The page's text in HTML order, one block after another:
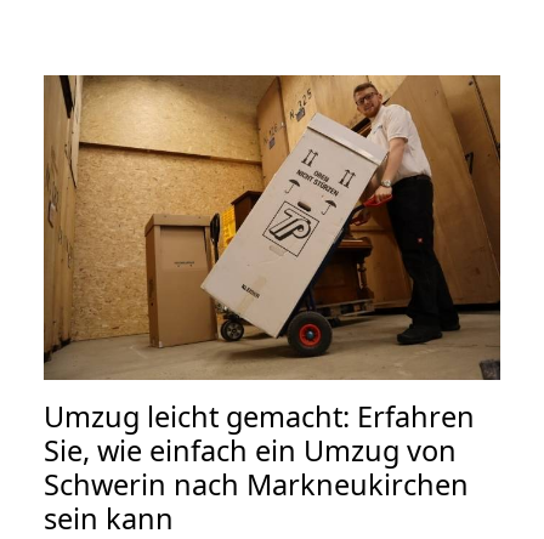
Umzug leicht gemacht: Erfahren
Sie, wie einfach ein Umzug von
Schwerin nach Markneukirchen
sein kann